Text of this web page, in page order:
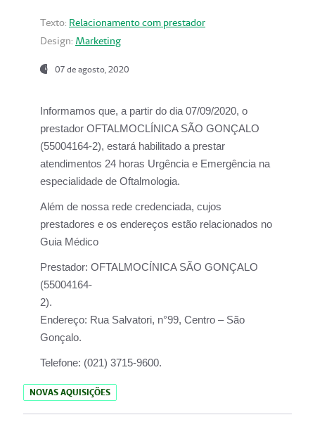
Texto: Relacionamento com prestador
Design: Marketing
07 de agosto, 2020
Informamos que, a partir do dia 07/09/2020, o
prestador OFTALMOCLÍNICA SÃO GONÇALO
(55004164-2), estará habilitado a prestar
atendimentos 24 horas Urgência e Emergência na
especialidade de Oftalmologia.
Além de nossa rede credenciada, cujos
prestadores e os endereços estão relacionados no
Guia Médico
Prestador: OFTALMOCÍNICA SÃO GONÇALO
(55004164-
2).
Endereço: Rua Salvatori, n°99, Centro – São
Gonçalo.
Telefone: (021) 3715-9600.
NOVAS AQUISIÇÕES